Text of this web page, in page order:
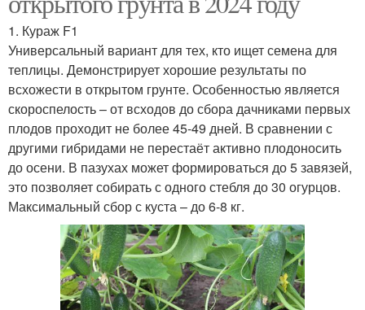
1. Кураж F1
Универсальный вариант для тех, кто ищет семена для
теплицы. Демонстрирует хорошие результаты по
всхожести в открытом грунте. Особенностью является
скороспелость – от всходов до сбора дачниками первых
плодов проходит не более 45-49 дней. В сравнении с
другими гибридами не перестаёт активно плодоносить
до осени. В пазухах может формироваться до 5 завязей,
это позволяет собирать с одного стебля до 30 огурцов.
Максимальный сбор с куста – до 6-8 кг.